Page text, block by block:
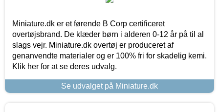
Miniature.dk er et førende B Corp certificeret
overtøjsbrand. De klæder børn i alderen 0-12 år på til al
slags vejr. Miniature.dk overtøj er produceret af
genanvendte materialer og er 100% fri for skadelig kemi.
Klik her for at se deres udvalg.
Se udvalget på Miniature.dk